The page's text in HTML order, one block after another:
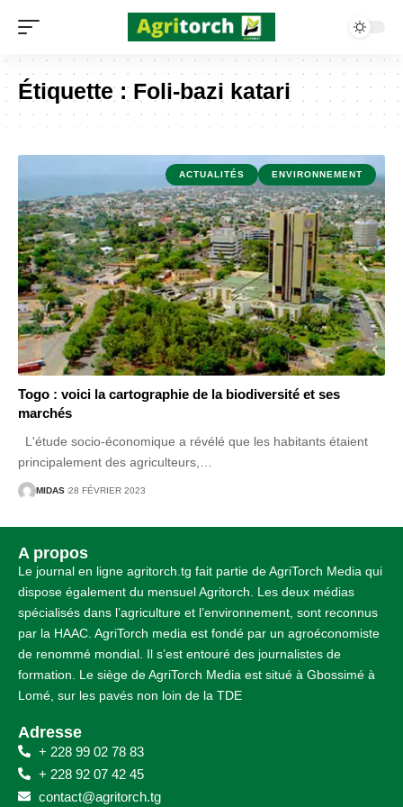
Étiquette : Foli-bazi katari
ACTUALITÉS ENVIRONNEMENT
Togo : voici la cartographie de la biodiversité et ses
marchés
L'étude socio-économique a révélé que les habitants étaient
principalement des agriculteurs,
MIDAS 28 FÉVRIER 2023
A propos
Le journal en ligne agritorch.tg fait partie de AgriTorch Media qui
dispose également du mensuel Agritorch. Les deux médias
spécialisés dans l’agriculture et l’environnement, sont reconnus
par la HAAC. AgriTorch media est fondé par un agroéconomiste
de renommé mondial. Il s’est entouré des journalistes de
formation. Le siège de AgriTorch Media est situé à Gbossimé à
Lomé, sur les pavés non loin de la TDE
Adresse
+ 228 99 02 78 83
+ 228 92 07 42 45
contact@agritorch.tg